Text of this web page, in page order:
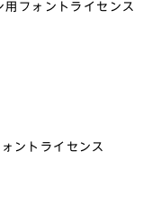
用フォントライセンス
ントライセンス